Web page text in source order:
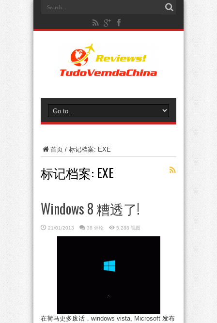
首页 / 标记档案: EXE
标记档案: EXE
Windows 8 糟透了!
21/01/2013 38 评论 5,288 视图
在荷马更多废话，windows vista, Microsoft 发布